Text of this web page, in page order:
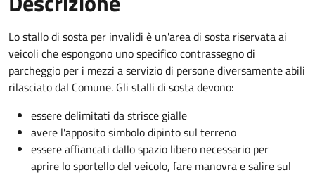
Lo stallo di sosta per invalidi è un'area di sosta riservata ai
veicoli che espongono uno specifico contrassegno di
parcheggio per i mezzi a servizio di persone diversamente abili
rilasciato dal Comune. Gli stalli di sosta devono:
essere delimitati da strisce gialle
avere l'apposito simbolo dipinto sul terreno
essere affiancati dallo spazio libero necessario per
aprire lo sportello del veicolo, fare manovra e salire sul